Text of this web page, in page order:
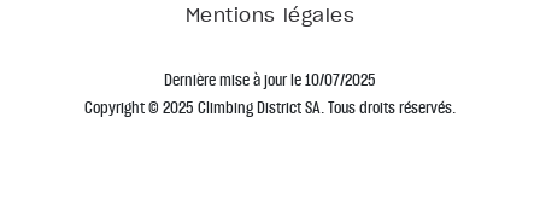
Mentions légales
Dernière mise à jour le 10/07/2025
Copyright © 2025 Climbing District SA. Tous droits réservés.